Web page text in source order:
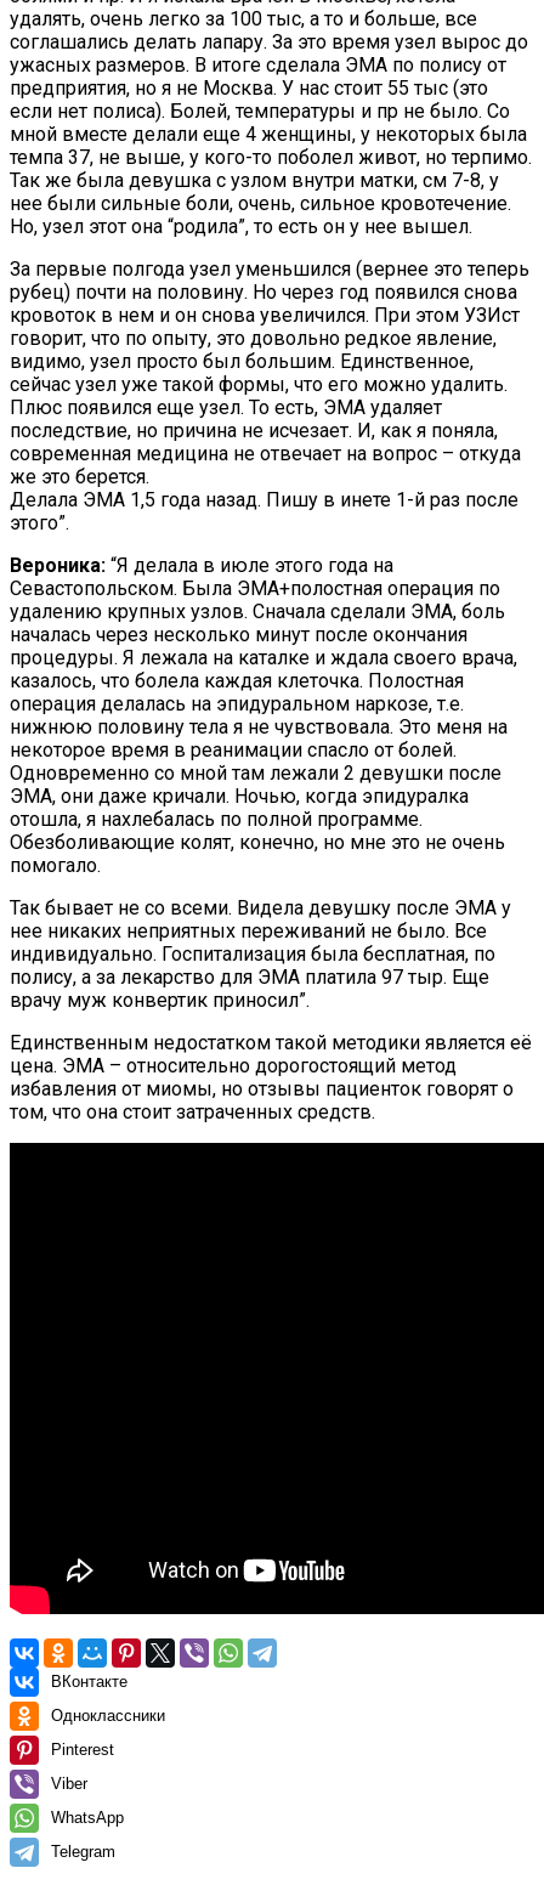
удалять, очень легко за 100 тыс, а то и больше, все
соглашались делать лапару. За это время узел вырос до
ужасных размеров. В итоге сделала ЭМА по полису от
предприятия, но я не Москва. У нас стоит 55 тыс (это
если нет полиса). Болей, температуры и пр не было. Со
мной вместе делали еще 4 женщины, у некоторых была
темпа 37, не выше, у кого-то поболел живот, но терпимо.
Так же была девушка с узлом внутри матки, см 7-8, у
нее были сильные боли, очень, сильное кровотечение.
Но, узел этот она “родила”, то есть он у нее вышел.
За первые полгода узел уменьшился (вернее это теперь
рубец) почти на половину. Но через год появился снова
кровоток в нем и он снова увеличился. При этом УЗИст
говорит, что по опыту, это довольно редкое явление,
видимо, узел просто был большим. Единственное,
сейчас узел уже такой формы, что его можно удалить.
Плюс появился еще узел. То есть, ЭМА удаляет
последствие, но причина не исчезает. И, как я поняла,
современная медицина не отвечает на вопрос – откуда
же это берется.
Делала ЭМА 1,5 года назад. Пишу в инете 1-й раз после
этого”.
Вероника: “Я делала в июле этого года на
Севастопольском. Была ЭМА+полостная операция по
удалению крупных узлов. Сначала сделали ЭМА, боль
началась через несколько минут после окончания
процедуры. Я лежала на каталке и ждала своего врача,
казалось, что болела каждая клеточка. Полостная
операция делалась на эпидуральном наркозе, т.е.
нижнюю половину тела я не чувствовала. Это меня на
некоторое время в реанимации спасло от болей.
Одновременно со мной там лежали 2 девушки после
ЭМА, они даже кричали. Ночью, когда эпидуралка
отошла, я нахлебалась по полной программе.
Обезболивающие колят, конечно, но мне это не очень
помогало.
Так бывает не со всеми. Видела девушку после ЭМА у
нее никаких неприятных переживаний не было. Все
индивидуально. Госпитализация была бесплатная, по
полису, а за лекарство для ЭМА платила 97 тыр. Еще
врачу муж конвертик приносил”.
Единственным недостатком такой методики является её
цена. ЭМА – относительно дорогостоящий метод
избавления от миомы, но отзывы пациенток говорят о
том, что она стоит затраченных средств.
ВКонтакте
Одноклассники
Pinterest
Viber
WhatsApp
Telegram